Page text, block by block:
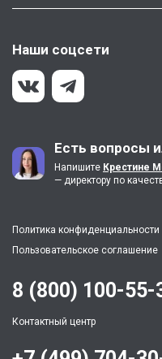
Наши соцсети
Есть вопросы
Напишите Крестине
— директору по
Политика конфиденциальности
Пользовательское соглашение
8 (800) 100-55-
Контактный центр